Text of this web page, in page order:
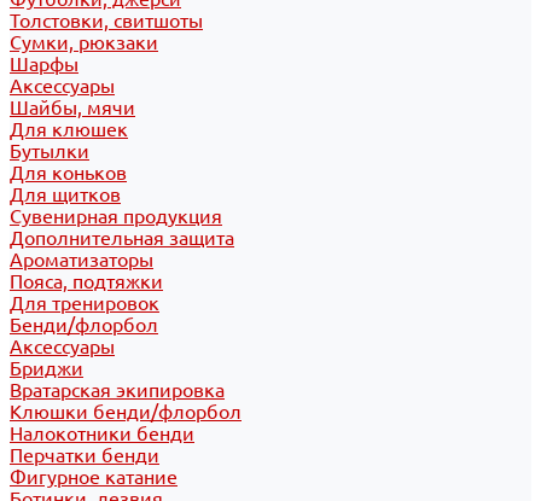
Толстовки, свитшоты
Сумки, рюкзаки
Шарфы
Аксессуары
Шайбы, мячи
Для клюшек
Бутылки
Для коньков
Для щитков
Сувенирная продукция
Дополнительная защита
Ароматизаторы
Пояса, подтяжки
Для тренировок
Бенди/флорбол
Аксессуары
Бриджи
Вратарская экипировка
Клюшки бенди/флорбол
Налокотники бенди
Перчатки бенди
Фигурное катание